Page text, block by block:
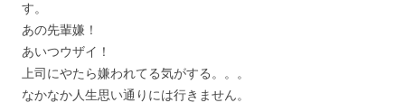
す。
あの先輩嫌！
あいつウザイ！
上司にやたら嫌われてる気がする。。。
なかなか人生思い通りには行きません。